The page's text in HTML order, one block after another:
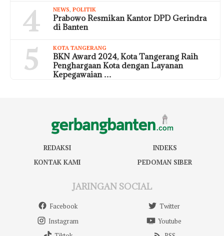
4 NEWS, POLITIK
Prabowo Resmikan Kantor DPD Gerindra
di Banten
5 KOTA TANGERANG
BKN Award 2024, Kota Tangerang Raih
Penghargaan Kota dengan Layanan
Kepegawaian …
REDAKSI
INDEKS
KONTAK KAMI
PEDOMAN SIBER
JARINGAN SOCIAL
Facebook
Twitter
Instagram
Youtube